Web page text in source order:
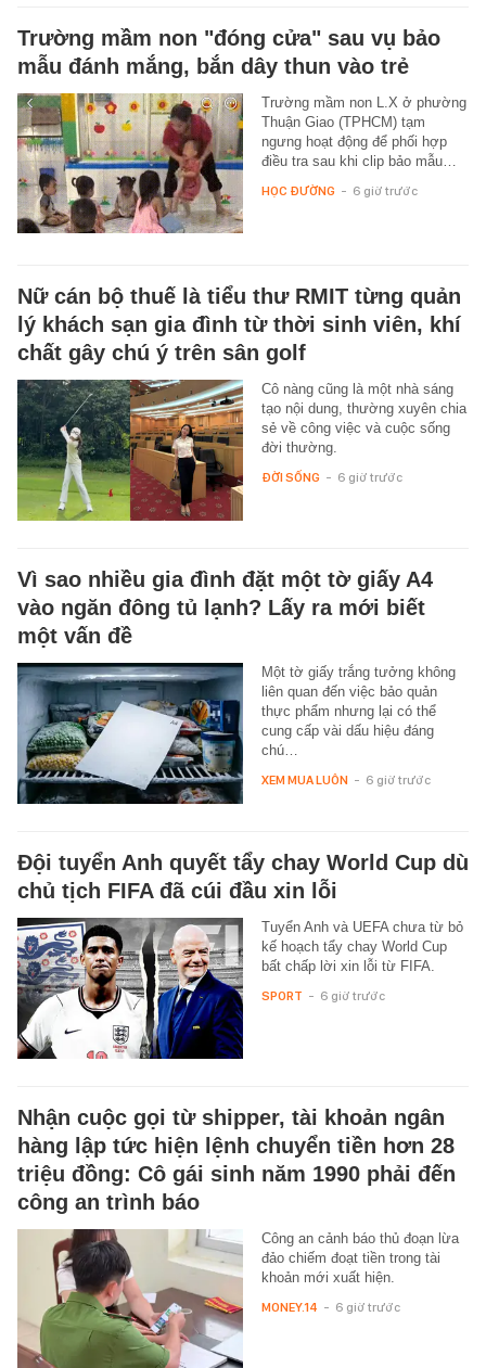
Trường mầm non "đóng cửa" sau vụ bảo
mẫu đánh mắng, bắn dây thun vào trẻ
Trường mầm non L.X ở phường
Thuận Giao (TPHCM) tạm
ngưng hoạt động để phối hợp
điều tra sau khi clip bảo mẫu…
HỌC ĐƯỜNG - 6 giờ trước
Nữ cán bộ thuế là tiểu thư RMIT từng quản
lý khách sạn gia đình từ thời sinh viên, khí
chất gây chú ý trên sân golf
Cô nàng cũng là một nhà sáng
tạo nội dung, thường xuyên chia
sẻ về công việc và cuộc sống
đời thường.
ĐỜI SỐNG - 6 giờ trước
Vì sao nhiều gia đình đặt một tờ giấy A4
vào ngăn đông tủ lạnh? Lấy ra mới biết
một vấn đề
Một tờ giấy trắng tưởng không
liên quan đến việc bảo quản
thực phẩm nhưng lại có thể
cung cấp vài dấu hiệu đáng
chú…
XEM MUA LUÔN - 6 giờ trước
Đội tuyển Anh quyết tẩy chay World Cup dù
chủ tịch FIFA đã cúi đầu xin lỗi
Tuyển Anh và UEFA chưa từ bỏ
kế hoạch tẩy chay World Cup
bất chấp lời xin lỗi từ FIFA.
SPORT - 6 giờ trước
Nhận cuộc gọi từ shipper, tài khoản ngân
hàng lập tức hiện lệnh chuyển tiền hơn 28
triệu đồng: Cô gái sinh năm 1990 phải đến
công an trình báo
Công an cảnh báo thủ đoạn lừa
đảo chiếm đoạt tiền trong tài
khoản mới xuất hiện.
MONEY.14 - 6 giờ trước